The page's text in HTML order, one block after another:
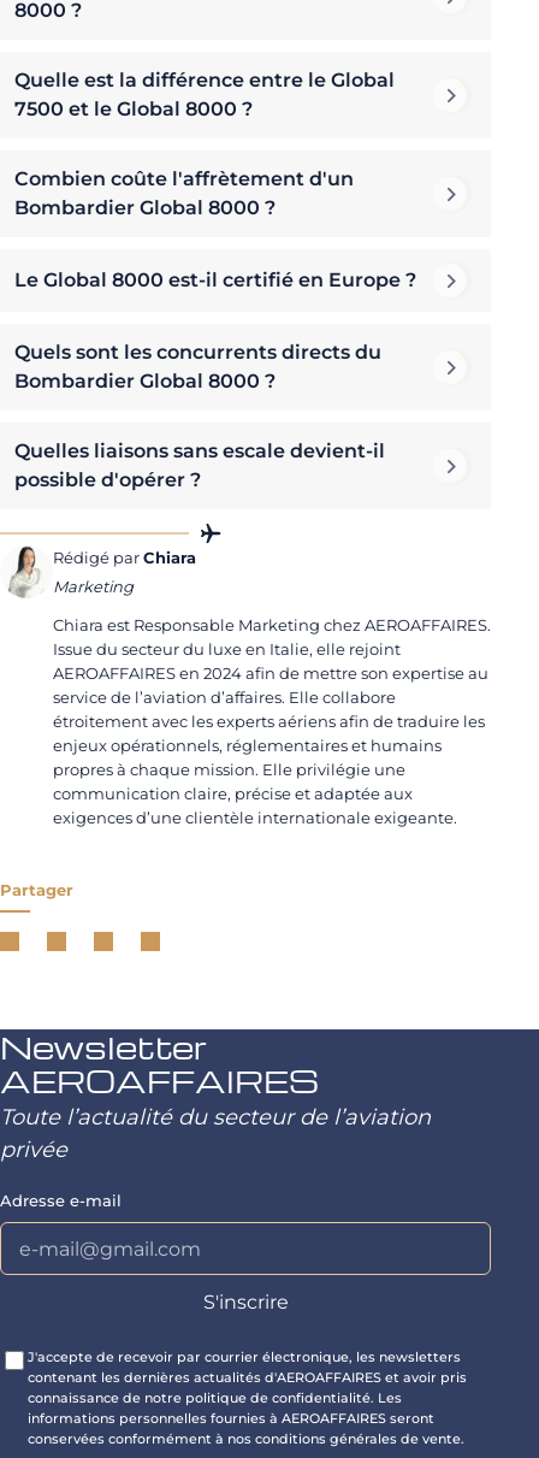
8000 ?
Quelle est la différence entre le Global
7500 et le Global 8000 ?
Combien coûte l'affrètement d'un
Bombardier Global 8000 ?
Le Global 8000 est-il certifié en Europe ?
Quels sont les concurrents directs du
Bombardier Global 8000 ?
Quelles liaisons sans escale devient-il
possible d'opérer ?
Rédigé parChiara
Marketing
Chiara est Responsable Marketing chez AEROAFFAIRES.
Issue du secteur du luxe en Italie, elle rejoint
AEROAFFAIRES en 2024 afin de mettre son expertise au
service de l’aviation d’affaires. Elle collabore
étroitement avec les experts aériens afin de traduire les
enjeux opérationnels, réglementaires et humains
propres à chaque mission. Elle privilégie une
communication claire, précise et adaptée aux
exigences d’une clientèle internationale exigeante.
Partager
Newsletter
AEROAFFAIRES
Toute l’actualité du secteur de l’aviation
privée
Adresse e-mail
J'accepte de recevoir par courrier électronique, les newsletters
contenant les dernières actualités d'AEROAFFAIRES et avoir pris
connaissance de notre politique de confidentialité. Les
informations personnelles fournies à AEROAFFAIRES seront
conservées conformément à nos conditions générales de vente.